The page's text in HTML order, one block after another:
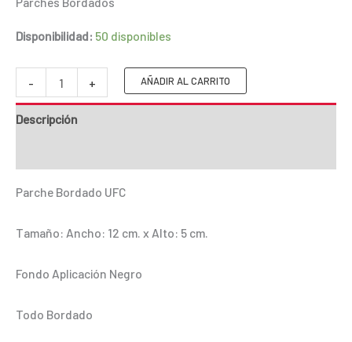
Disponibilidad: 50 disponibles
-
PBAD834C
UFC
cantidad
+ AÑADIR AL CARRITO
Descripción
Parche Bordado UFC
Tamaño: Ancho: 12 cm. x Alto: 5 cm.
Fondo Aplicación Negro
Todo Bordado